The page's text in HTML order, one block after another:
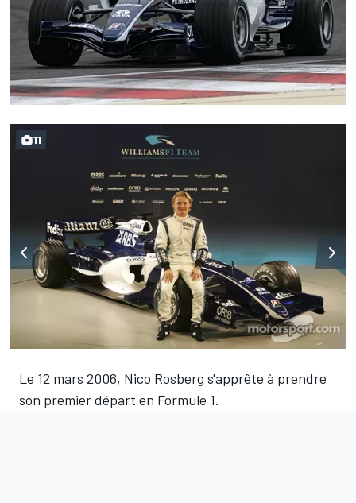
Le 12 mars 2006, Nico Rosberg s'apprête à prendre
son premier départ en Formule 1.
11